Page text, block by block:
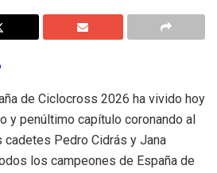
de Ciclocross 2026 ha vivido hoy
y penúltimo capítulo coronando al
cadetes Pedro Cidrás y Jana
los campeones de España de